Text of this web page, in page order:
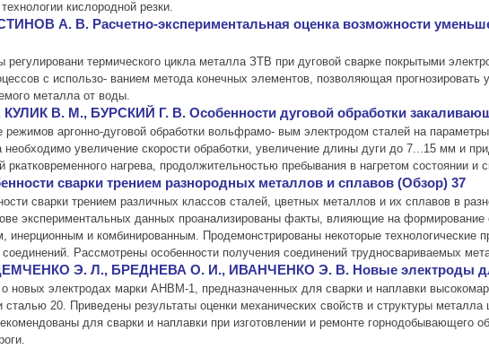
кислородной резки.
А. В. Расчетно-экспериментальная оценка возможности
регулировани термического цикла металла ЗТВ при дуговой сварке покрытыми
с использо- ванием метода конечных элементов, позволяющая прогнозировать
металла от воды.
В. М., БУРСКИЙ Г. В. Особенности дуговой обработки
режимов аргонно-дуговой обработки вольфрамо- вым электродом сталей на
увеличение скорости обработки, увеличение длины дуги до 7...15 мм и
ркатковременного нагрева, продолжительностью пребывания в нагретом состоянии и
сварки трением разнородных металлов и сплавов (Обзор) 37
сварки трением различных классов сталей, цветных металлов и их сплавов в
экспериментальных данных проанализированы факты, влияющие на
инерционным и комбинированным. Продемонстрированы некоторые
соединений. Рассмотрены особенности получения соединений трудносвариваемых
Э. Л., БРЕДНЕВА О. И., ИВАНЧЕНКО Э. В. Новые электроды для
о новых электродах марки АНВМ-1, предназначенных для сварки и наплавки
сталью 20. Приведены результаты оценки механических свойств и структуры
для сварки и наплавки при изготовлении и ремонте горнодобывающего